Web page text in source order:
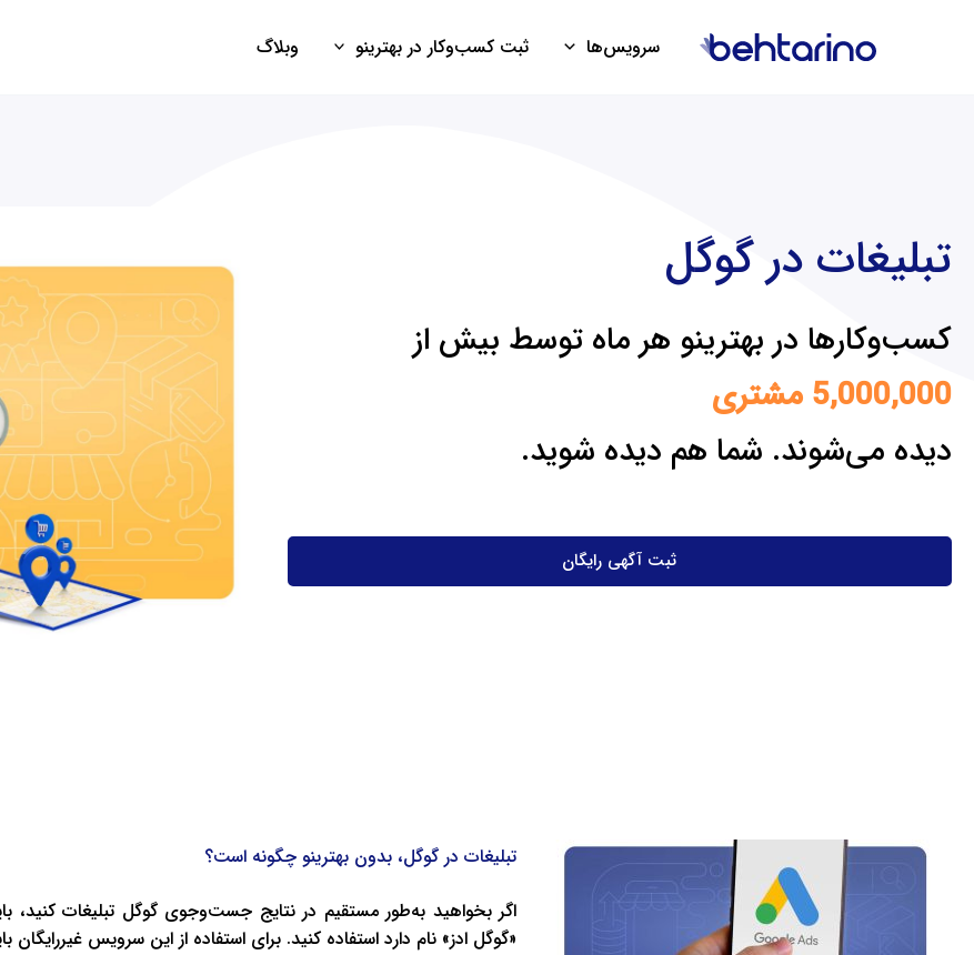
سرویس‌ها ثبت کسب‌وکار در بهترینو وبلاگ
تبلیغات در گوگل
کسب‌وکارها در بهترینو هر ماه توسط بیش از
5,000,000 مشتری
دیده می‌شوند. شما هم دیده شوید.
ثبت آگهی رایگان
تبلیغات در گوگل، بدون بهترینو چگونه است؟
اگر بخواهید به‌طور مستقیم در نتایج جست‌وجوی گوگل تبلیغات کنید،
«گوگل ادز» نام دارد استفاده کنید. برای استفاده از این سرویس غیررایگان